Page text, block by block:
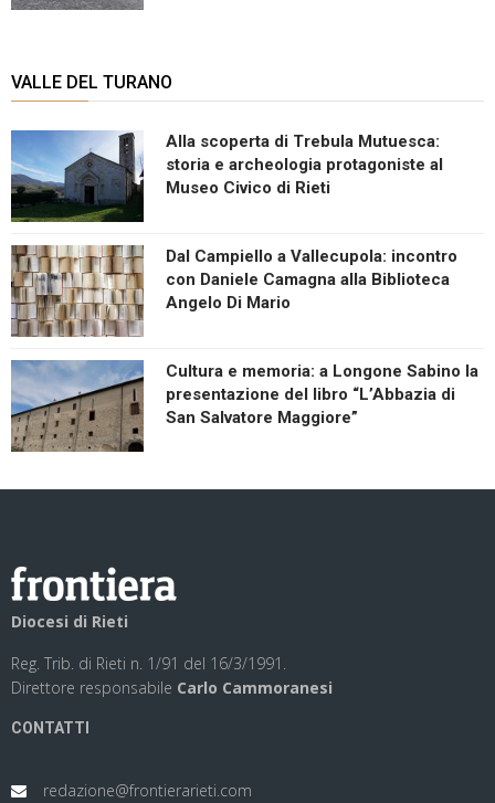
VALLE DEL TURANO
Alla scoperta di Trebula Mutuesca:
storia e archeologia protagoniste al
Museo Civico di Rieti
Dal Campiello a Vallecupola: incontro
con Daniele Camagna alla Biblioteca
Angelo Di Mario
Cultura e memoria: a Longone Sabino la
presentazione del libro “L’Abbazia di
San Salvatore Maggiore”
Diocesi di Rieti
Reg. Trib. di Rieti n. 1/91 del 16/3/1991.
Direttore responsabile Carlo Cammoranesi
CONTATTI
redazione@frontierarieti.com